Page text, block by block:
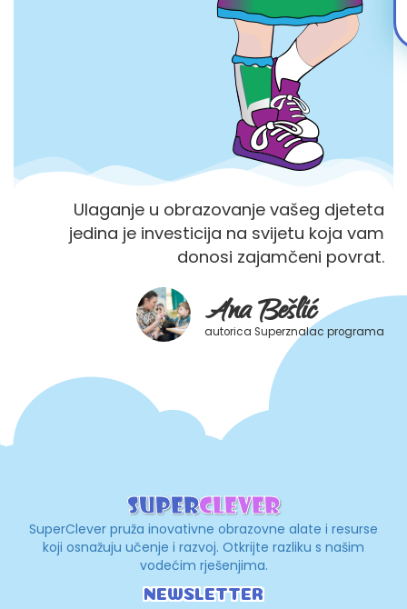
Ulaganje u obrazovanje vašeg djeteta
jedina je investicija na svijetu koja vam
donosi zajamčeni povrat.
Ana Bešlić
autorica Superznalac programa
SuperClever pruža inovativne obrazovne alate i resurse
koji osnažuju učenje i razvoj. Otkrijte razliku s našim
vodećim rješenjima.
NEWSLETTER